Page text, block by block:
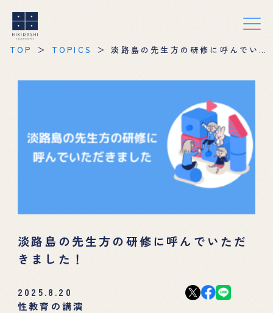
TOP TOPICS
淡路島の先生方の研修に呼んでいた
淡路島の先生方の研修に呼んでいただ
きました！
2025.8.20
性教育の講演